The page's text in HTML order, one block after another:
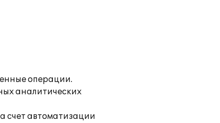
операции.
аналитических
счет автоматизации